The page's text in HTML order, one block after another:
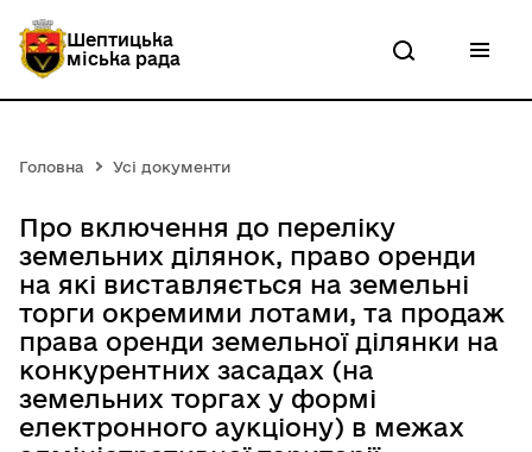
й
Шептицька
міська рада
Головна Усі документи
Про включення до переліку
земельних ділянок, право оренди
на які виставляється на земельні
торги окремими лотами, та продаж
права оренди земельної ділянки на
конкурентних засадах (на
земельних торгах у формі
електронного аукціону) в межах